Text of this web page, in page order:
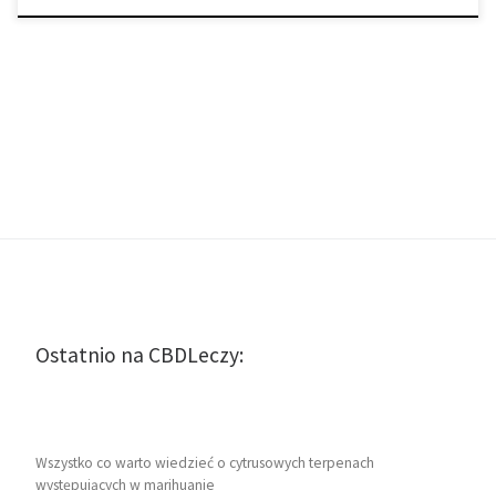
Ostatnio na CBDLeczy:
Wszystko co warto wiedzieć o cytrusowych terpenach
występujących w marihuanie